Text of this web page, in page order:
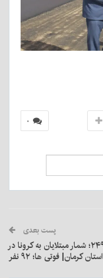
۰
پست بعدی
۲۴۹۳؛ شمار مبتلایان به کرونا در
استان کرمان| فوتی ها؛ ۹۲ نفر